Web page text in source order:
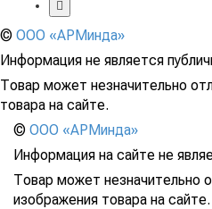
© ООО «АРМинда»
Информация не является
Товар может незначительно
товара на сайте.
© ООО «АРМинда»
Информация на сайте не
Товар может незначительно
изображения товара на сайте.